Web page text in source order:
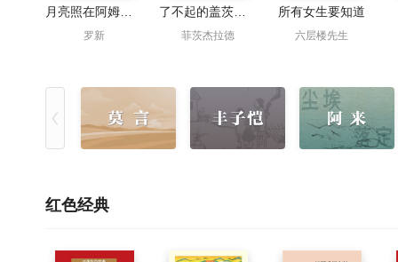
罗新 菲茨杰拉德
所有女生要知道
六层楼先生
红色经典